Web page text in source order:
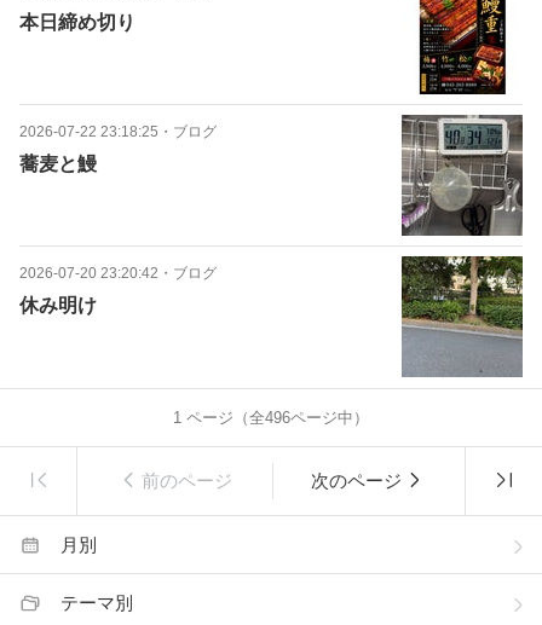
本日締め切り
2026-07-22 23:18:25 ・ ブログ
蕎麦と鰻
2026-07-20 23:20:42 ・ ブログ
休み明け
1 ページ（全496ページ中）
前のページ 次のページ
月別
テーマ別